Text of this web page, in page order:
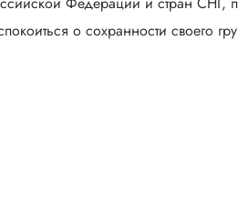
о сохранности своего